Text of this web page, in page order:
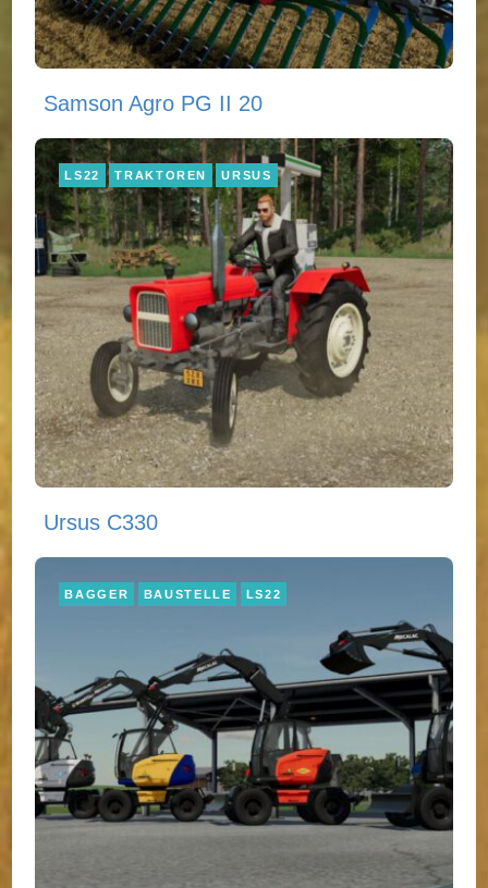
Samson Agro PG II 20
LS22 TRAKTOREN URSUS
Ursus C330
BAGGER BAUSTELLE LS22